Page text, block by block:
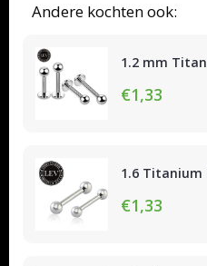
Andere kochten ook:
1.2 mm
€1,33
1.6 Titanium
€1,33